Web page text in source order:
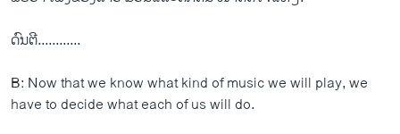
ດົນຕີ............
B: Now that we know what kind of music we will play, we
have to decide what each of us will do.